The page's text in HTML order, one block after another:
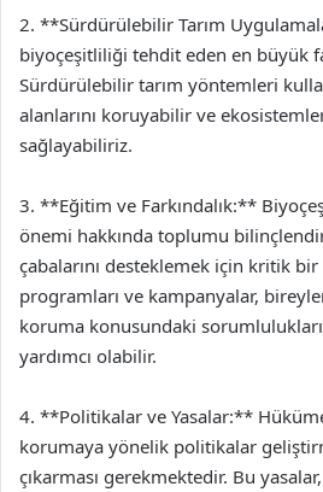
2. **Sürdürülebilir Tarım
biyoçeşitliliği tehdit eden en büyük
Sürdürülebilir tarım yöntemleri
alanlarını koruyabilir ve
sağlayabiliriz.
3. **Eğitim ve Farkındalık:**
önemi hakkında toplumu
çabalarını desteklemek için kritik bir
programları ve kampanyalar,
koruma konusundaki
yardımcı olabilir.
4. **Politikalar ve Yasalar:**
korumaya yönelik politikalar
çıkarması gerekmektedir. Bu